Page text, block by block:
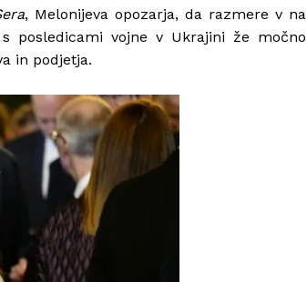
, Melonijeva opozarja, da razmere v na
posledicami vojne v Ukrajini že močno
in podjetja.